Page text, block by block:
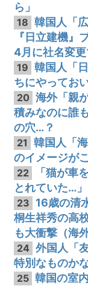
ら」
18 韓国人「
『日立建機』
4月に社名変
19 韓国人「
ちにやってお
20 海外「親
積みなのに誰
の穴…？
21
韓国人「
のイメージが
22
「猫が車
とれていた…」
23 16歳の清
桐生祥秀の高
も大衝撃（海
24 外国人「
特別なものかな
25 韓国の室